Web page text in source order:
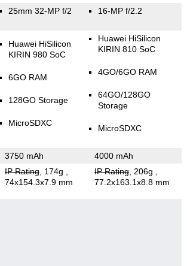
25mm 32-MP f/2 16-MP f/2.2
Huawei HiSilicon
KIRIN 980 SoC
6GO RAM
128GO Storage
MicroSDXC
Huawei HiSilicon
KIRIN 810 SoC
4GO/6GO RAM
64GO/128GO
Storage
MicroSDXC
3750 mAh 4000 mAh
IP Rating, 174g
74x154.3x7.9 mm
IP Rating, 206g
77.2x163.1x8.8 mm